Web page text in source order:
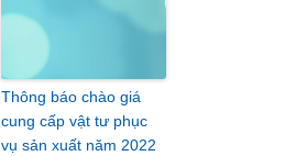
Thông báo chào giá
cung cấp vật tư phục
vụ sản xuất năm 2022